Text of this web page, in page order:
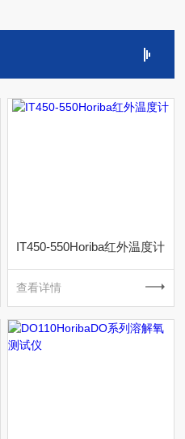
IT450-550Horiba红外温度计
查看详情